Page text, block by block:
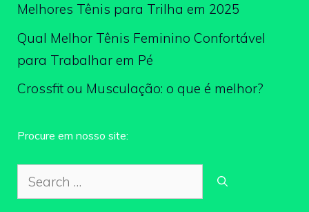
Melhores Tênis para Trilha em 2025
Qual Melhor Tênis Feminino Confortável
para Trabalhar em Pé
Crossfit ou Musculação: o que é melhor?
Procure em nosso site:
Search
for: